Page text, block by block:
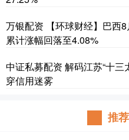
万银配资 【环球财经】巴西
累计涨幅回落至4.08%
中证私募配资 解码江苏“十三
穿信用迷雾
推